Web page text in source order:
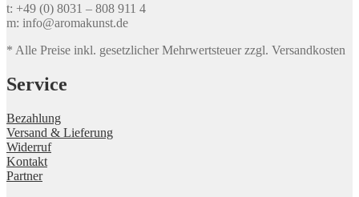
t: +49 (0) 8031 – 808 911 4
m: info@aromakunst.de
* Alle Preise inkl. gesetzlicher Mehrwertsteuer zzgl. Versandkosten
Service
Bezahlung
Versand & Lieferung
Widerruf
Kontakt
Partner